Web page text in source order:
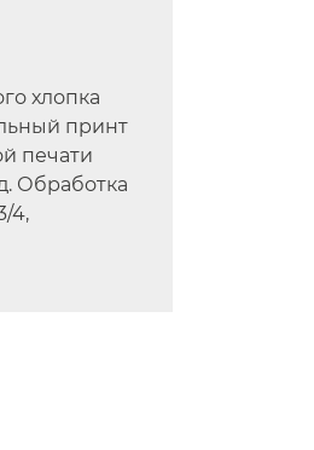
хлопка
принт
печати
Обработка
4,